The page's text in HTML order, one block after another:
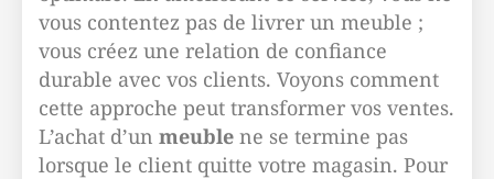
vous contentez pas de livrer un meuble ;
vous créez une relation de confiance
durable avec vos clients. Voyons comment
cette approche peut transformer vos ventes.
L’achat d’un meuble ne se termine pas
lorsque le client quitte votre magasin. Pour